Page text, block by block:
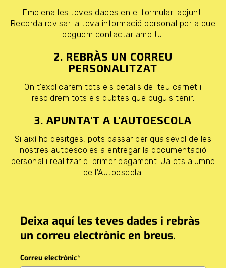
Emplena les teves dades en el formulari adjunt.
Recorda revisar la teva informació personal per a que
poguem contactar amb tu.
2. REBRÀS UN CORREU
PERSONALITZAT
On t'explicarem tots els detalls del teu carnet i
resoldrem tots els dubtes que puguis tenir.
3. APUNTA'T A L'AUTOESCOLA
Si així ho desitges, pots passar per qualsevol de les
nostres autoescoles a entregar la documentació
personal i realitzar el primer pagament. Ja ets alumne
de l'Autoescola!
Deixa aquí les teves dades i rebràs
un correu electrònic en breus.
Correu electrònic*